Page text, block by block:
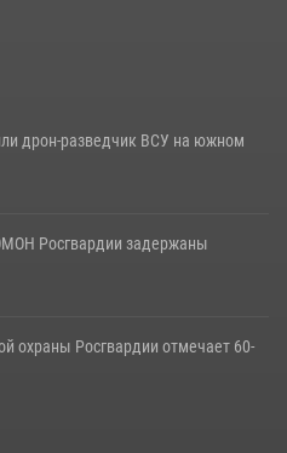
дрон-разведчик ВСУ на южном
Росгвардии задержаны
охраны Росгвардии отмечает 60-